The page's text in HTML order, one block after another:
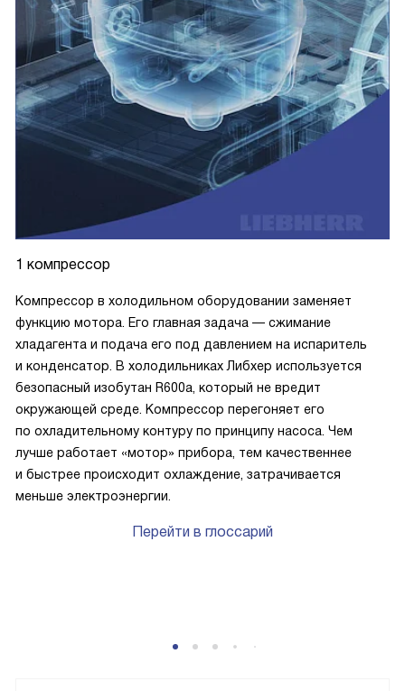
1 компрессор
Компрессор в холодильном оборудовании заменяет
функцию мотора. Его главная задача — сжимание
хладагента и подача его под давлением на испаритель
и конденсатор. В холодильниках Либхер используется
безопасный изобутан R600a, который не вредит
окружающей среде. Компрессор перегоняет его
по охладительному контуру по принципу насоса. Чем
лучше работает «мотор» прибора, тем качественнее
и быстрее происходит охлаждение, затрачивается
меньше электроэнергии.
Перейти в глоссарий